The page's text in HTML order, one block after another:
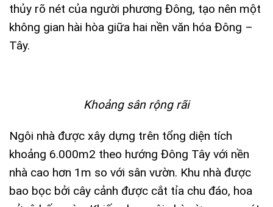
thủy rõ nét của người phương Đông, tạo nên một
không gian hài hòa giữa hai nền văn hóa Đông –
Tây.
Khoảng sân rộng rãi
Ngôi nhà được xây dựng trên tổng diện tích
khoảng 6.000m2 theo hướng Đông Tây với nền
nhà cao hơn 1m so với sân vườn. Khu nhà được
bao bọc bởi cây cảnh được cắt tỉa chu đáo, hoa